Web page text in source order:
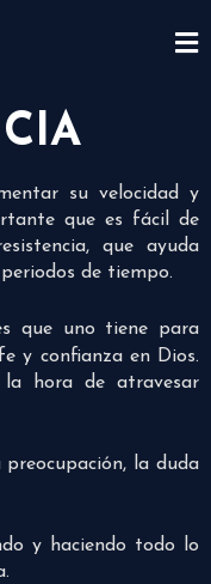
su velocidad y
que es fácil de
que ayuda
de tiempo.
que uno tiene para
y confianza en Dios.
hora de atravesar
preocupación, la duda
y haciendo todo lo